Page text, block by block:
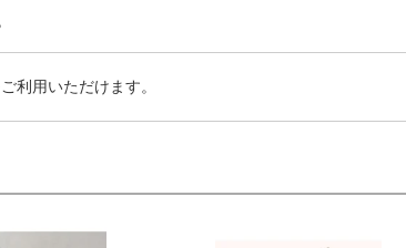
利用いただけます。